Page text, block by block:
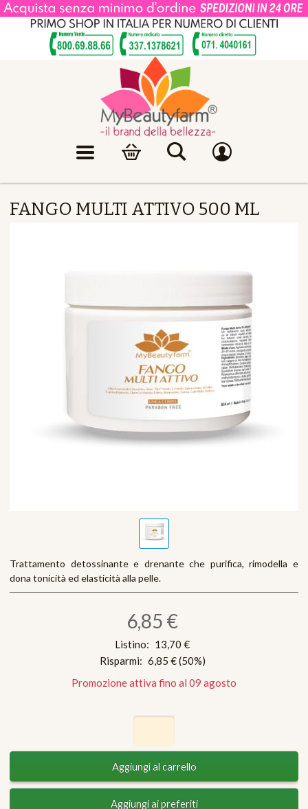
FANGO MULTI ATTIVO 500 ML
Trattamento detossinante e drenante che purifica, rimodella e
dona tonicità ed elasticità alla pelle.
6,85 €
Listino: 13,70 €
Risparmi: 6,85 €(50%)
Promozione attiva fino al 09 agosto